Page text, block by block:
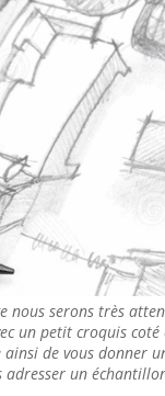
nous serons très
un petit croquis
de vous donner
adresser un